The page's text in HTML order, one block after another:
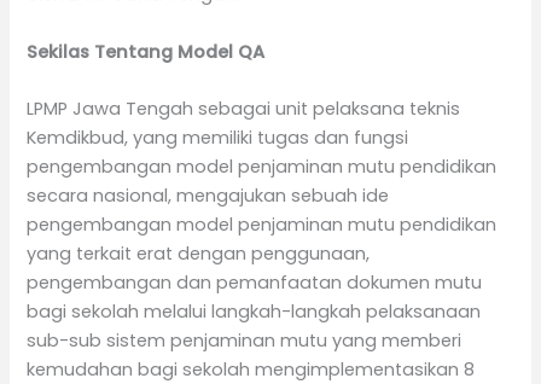
Sekilas Tentang Model QA
LPMP Jawa Tengah sebagai unit pelaksana teknis
Kemdikbud, yang memiliki tugas dan fungsi
pengembangan model penjaminan mutu pendidikan
secara nasional, mengajukan sebuah ide
pengembangan model penjaminan mutu pendidikan
yang terkait erat dengan penggunaan,
pengembangan dan pemanfaatan dokumen mutu
bagi sekolah melalui langkah-langkah pelaksanaan
sub-sub sistem penjaminan mutu yang memberi
kemudahan bagi sekolah mengimplementasikan 8